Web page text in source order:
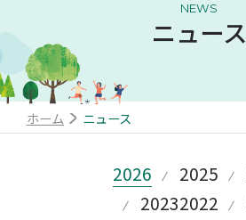
NEWS
ニュース
ホーム ニュース
2026 2025
20232022